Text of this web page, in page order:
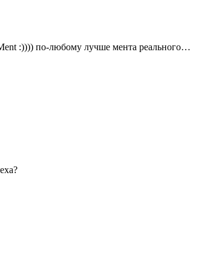
:)))) по-любому лучше мента реального…